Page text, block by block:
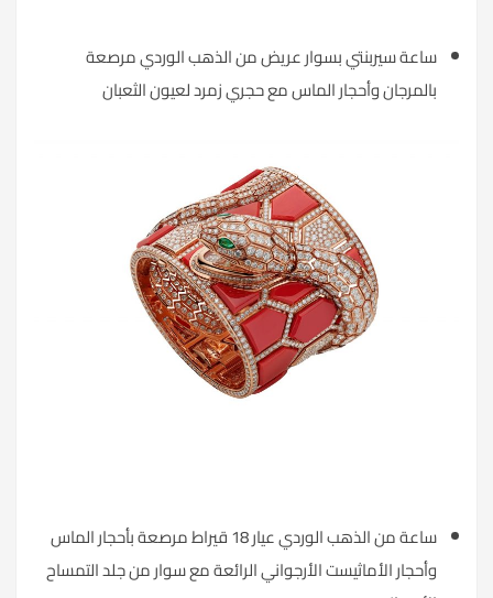
ساعة سيربنتي بسوار عريض من الذهب الوردي مرصعة
بالمرجان وأحجار الماس مع حجري زمرد لعيون الثعبان
ساعة من الذهب الوردي عيار 18 قيراط مرصعة بأحجار الماس
وأحجار الأماثيست الأرجواني الرائعة مع سوار من جلد التمساح